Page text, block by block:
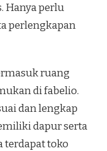
Hanya perlu
perlengkapan
ruang
di fabelio.
dan lengkap
dapur serta
terdapat toko